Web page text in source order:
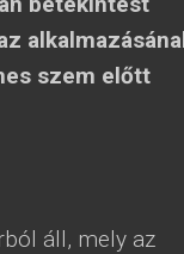
szem előtt
áll, mely az